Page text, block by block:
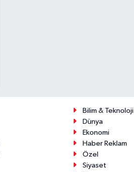
Bilim & Teknoloji
Dünya
Ekonomi
Haber Reklam
Özel
Siyaset